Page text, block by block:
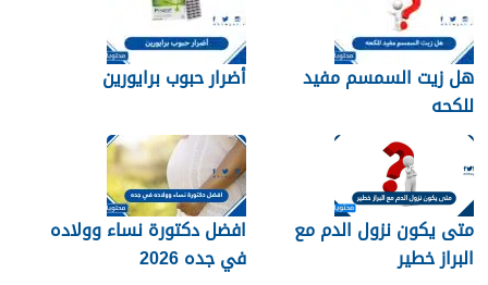
هل زيت السمسم مفيد
للكحه
أضرار حبوب برايورين
متى يكون نزول الدم مع
البراز خطير
افضل دكتورة نساء وولاده
في جده 2026